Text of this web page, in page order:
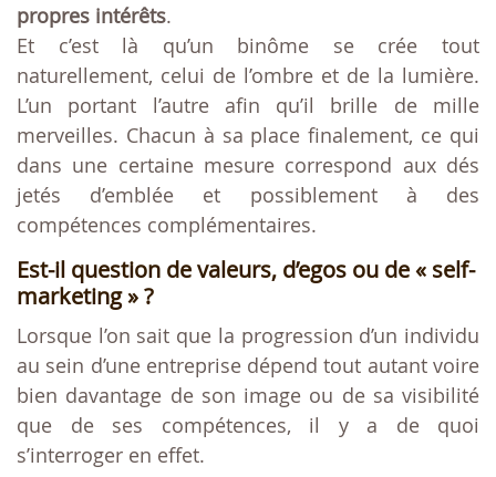
propres intérêts.
Et c’est là qu’un binôme se crée tout
naturellement, celui de l’ombre et de la lumière.
L’un portant l’autre afin qu’il brille de mille
merveilles. Chacun à sa place finalement, ce qui
dans une certaine mesure correspond aux dés
jetés d’emblée et possiblement à des
compétences complémentaires.
Est-il question de valeurs, d’egos ou de « self-
marketing » ?
Lorsque l’on sait que la progression d’un individu
au sein d’une entreprise dépend tout autant voire
bien davantage de son image ou de sa visibilité
que de ses compétences, il y a de quoi
s’interroger en effet.